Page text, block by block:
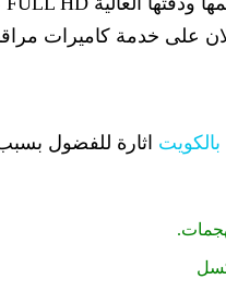
على خدمة كاميرات
اثارة للفضول